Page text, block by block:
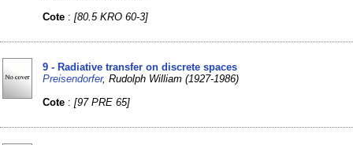
Cote :[80.5 KRO 60-3]
9 - Radiative transfer on discrete spaces
Preisendorfer, Rudolph William (1927-1986)
Cote :[97 PRE 65]